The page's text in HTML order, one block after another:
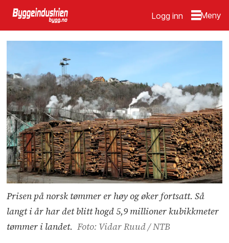
Logg inn
Prisen på norsk tømmer er høy og øker fortsatt. Så
langt i år har det blitt hogd 5,9 millioner kubikkmeter
tømmer i landet. Foto: Vidar Ruud / NTB